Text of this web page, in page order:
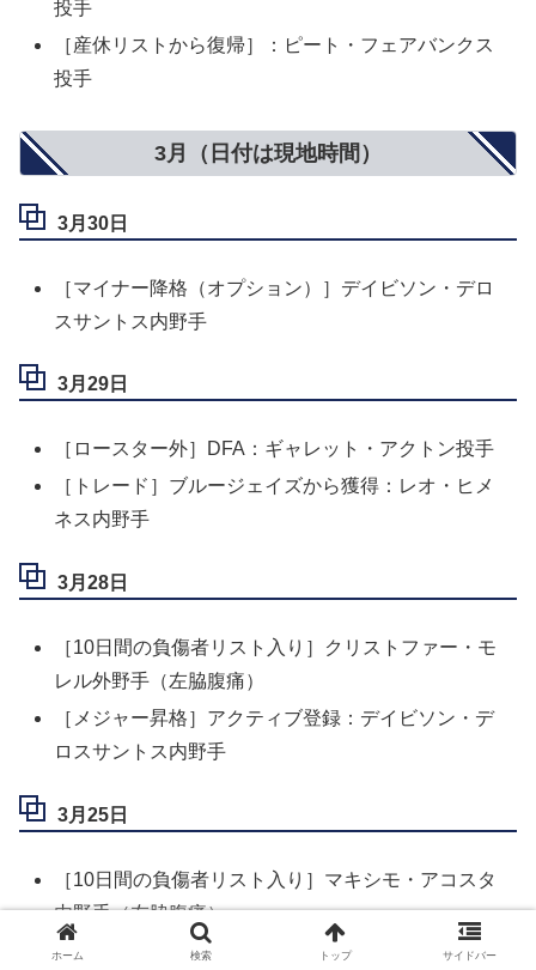
投手
［産休リストから復帰］：ピート・フェアバンクス
投手
3月（日付は現地時間）
3月30日
［マイナー降格（オプション）］デイビソン・デロ
スサントス内野手
3月29日
［ロースター外］DFA：ギャレット・アクトン投手
［トレード］ブルージェイズから獲得：レオ・ヒメ
ネス内野手
3月28日
［10日間の負傷者リスト入り］クリストファー・モ
レル外野手（左脇腹痛）
［メジャー昇格］アクティブ登録：デイビソン・デ
ロスサントス内野手
3月25日
［10日間の負傷者リスト入り］マキシモ・アコスタ
内野手（左脇腹痛）
［10日間の負傷者リスト入り］エステウリー・ルイ
ホーム 検索 トップ サイドバー